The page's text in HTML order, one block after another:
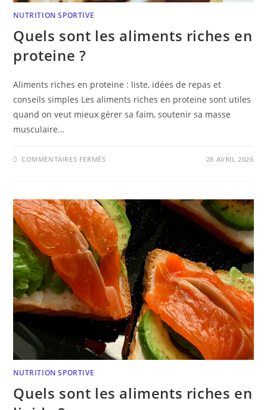
NUTRITION SPORTIVE
Quels sont les aliments riches en
proteine ?
Aliments riches en proteine : liste, idées de repas et
conseils simples Les aliments riches en proteine sont utiles
quand on veut mieux gérer sa faim, soutenir sa masse
musculaire…
COMMENTAIRES FERMÉS 28 AVRIL 2026
NUTRITION SPORTIVE
Quels sont les aliments riches en